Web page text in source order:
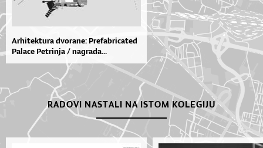
Arhitektura dvorane: Prefabricated
Palace Petrinja / nagrada...
RADOVI NASTALI NA ISTOM KOLEGIJU